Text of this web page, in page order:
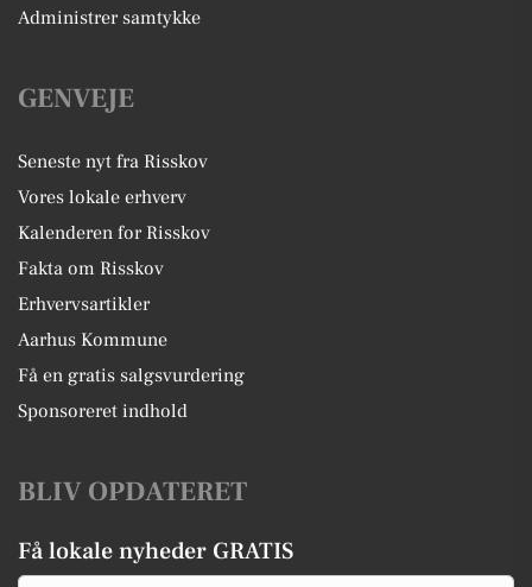
Administrer samtykke
GENVEJE
Seneste nyt fra Risskov
Vores lokale erhverv
Kalenderen for Risskov
Fakta om Risskov
Erhvervsartikler
Aarhus Kommune
Få en gratis salgsvurdering
Sponsoreret indhold
BLIV OPDATERET
Få lokale nyheder GRATIS